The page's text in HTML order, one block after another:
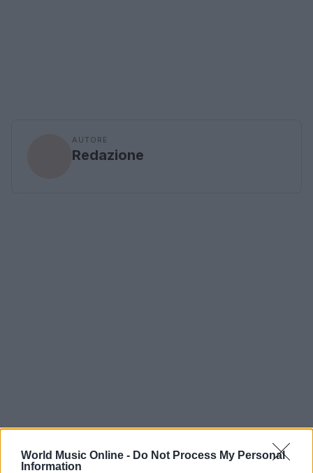
World Music Online - Do Not Process My Personal
Information
AUTORE
Redazione